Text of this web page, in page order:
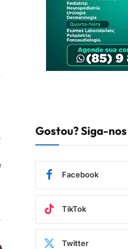
Gostou? Siga-nos
Facebook
TikTok
Twitter